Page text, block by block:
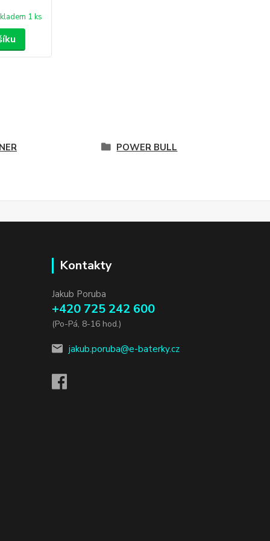
1 ks
POWER BULL
Kontakty
Jakub Poruba
+420 725 242 600
(Po-Pá, 8-16 hod.)
jakub.poruba@e-baterky.cz